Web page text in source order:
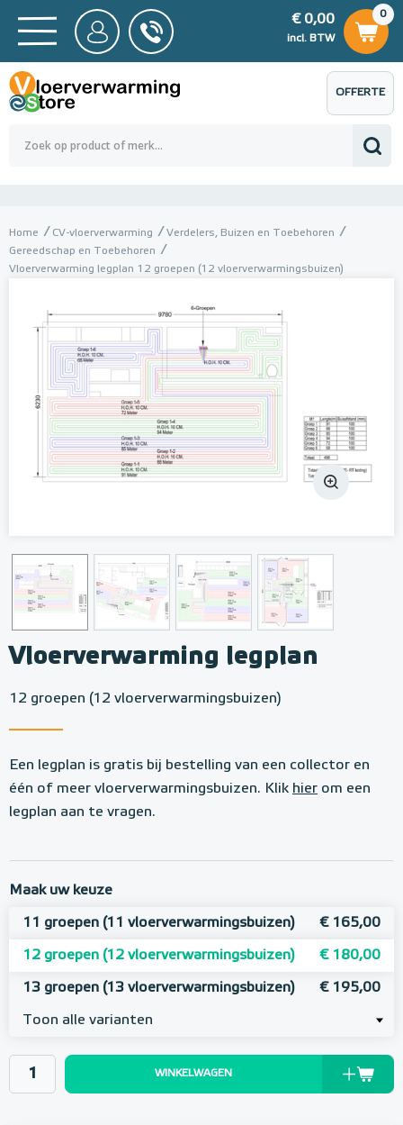
BTW
0,00
0
€ 0,00
incl. BTW
€ 0,00
OFFERTE
AANVRAGEN
Home CV-vloerverwarming
Verdelers, Buizen en Toebehoren
Gereedschap en Toebehoren
Vloerverwarming legplan 12 groepen (12 vloerverwarmingsbuizen)
Vloerverwarming legplan
12 groepen (12 vloerverwarmingsbuizen)
Een legplan is gratis bij bestelling van een collector en
één of meer vloerverwarmingsbuizen. Klik hier om een
legplan aan te vragen.
Maak uw keuze
11 groepen (11 vloerverwarmingsbuizen) € 165,00
12 groepen (12 vloerverwarmingsbuizen) € 180,00
13 groepen (13 vloerverwarmingsbuizen) € 195,00
Toon alle varianten
WINKELWAGEN